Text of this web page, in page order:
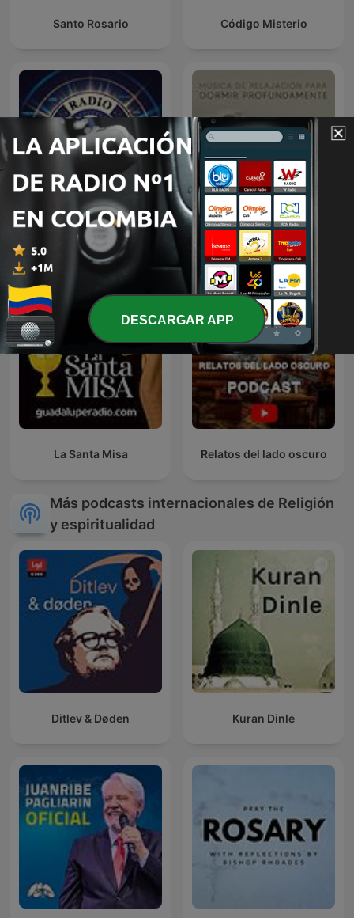
Santo Rosario Código Misterio
Emisora Cristiana
Música de Relajación para
DORMIR
La Santa Misa Relatos del lado oscuro
Más podcasts internacionales de Religión
y espiritualidad
Ditlev & Døden Kuran Dinle
DESCARGAR APP